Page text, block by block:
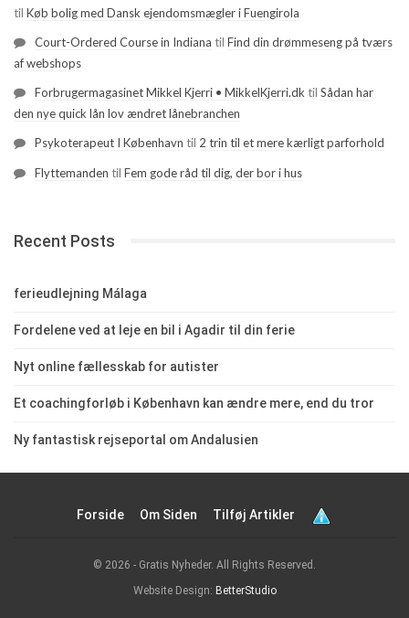
til Køb bolig med Dansk ejendomsmægler i Fuengirola
Court-Ordered Course in Indiana til Find din drømmeseng på tværs
af webshops
Forbrugermagasinet Mikkel Kjerri • MikkelKjerri.dk til Sådan har
den nye quick lån lov ændret lånebranchen
Psykoterapeut I København til 2 trin til et mere kærligt parforhold
Flyttemanden til Fem gode råd til dig, der bor i hus
Recent Posts
ferieudlejning Málaga
Fordelene ved at leje en bil i Agadir til din ferie
Nyt online fællesskab for autister
Et coachingforløb i København kan ændre mere, end du tror
Ny fantastisk rejseportal om Andalusien
Forside Om Siden Tilføj Artikler
© 2026 - Gratis Nyheder. All Rights Reserved.
Website Design: BetterStudio